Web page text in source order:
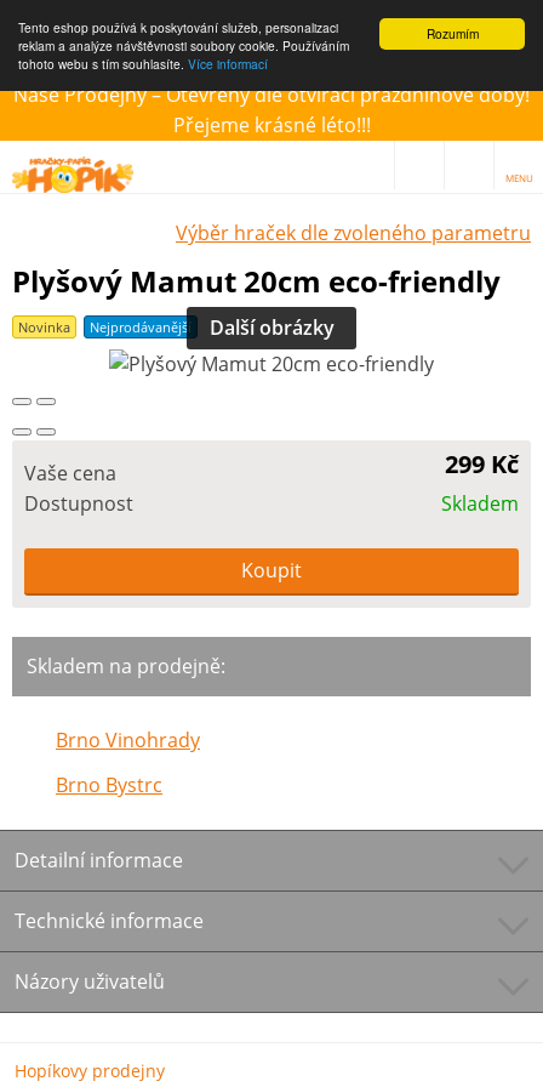
Rozumím
Tento eshop používá k poskytování služeb, personalizaci
reklam a analýze návštěvnosti soubory cookie. Používáním
tohoto webu s tím souhlasíte. Více informací
Naše Prodejny – Otevřeny dle otvírací prázdninové doby!
Přejeme krásné léto!!!
MENU
Výběr hraček dle zvoleného parametru
Plyšový Mamut 20cm eco-friendly
Novinka Nejprodávanější Další obrázky
Vaše cena 299 Kč
Dostupnost Skladem
Skladem na prodejně:
Brno Vinohrady
Brno Bystrc
Detailní informace
Technické informace
Názory uživatelů
Hopíkovy prodejny